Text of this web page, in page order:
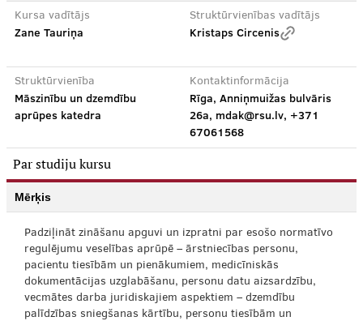
Kursa vadītājs
Zane Tauriņa
Struktūrvienības vadītājs
Kristaps Circenis
Struktūrvienība
Māszinību un dzemdību
aprūpes katedra
Kontaktinformācija
Rīga, Anniņmuižas bulvāris
26a, mdak@rsu.lv, +371
67061568
Par studiju kursu
Mērķis
Padziļināt zināšanu apguvi un izpratni par esošo normatīvo
regulējumu veselības aprūpē – ārstniecības personu,
pacientu tiesībām un pienākumiem, medicīniskās
dokumentācijas uzglabāšanu, personu datu aizsardzību,
vecmātes darba juridiskajiem aspektiem – dzemdību
palīdzības sniegšanas kārtību, personu tiesībām un